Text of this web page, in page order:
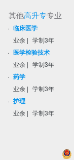
其他高升专专业
· 临床医学
业余 | 学制3年
· 医学检验技术
业余 | 学制3年
· 药学
业余 | 学制3年
· 护理
业余 | 学制3年